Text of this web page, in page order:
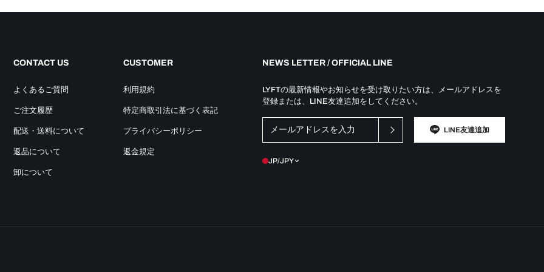
CONTACT US
よくあるご質問
ご注文履歴
配送・送料について
返品について
卸について
CUSTOMER
利用規約
特定商取引法に基づく表記
プライバシーポリシー
返金規定
NEWS LETTER / OFFICIAL LINE
LYFTの最新情報やお知らせを受け取りたい方は、メールアドレスを
登録または、LINE友達追加をしてください。
LINE友達追加
JP/JPY